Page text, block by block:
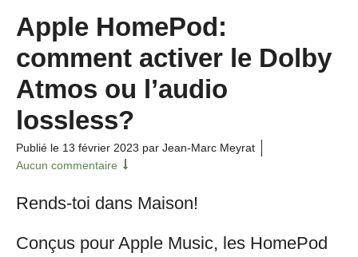
Apple HomePod:
comment activer le Dolby
Atmos ou l’audio
lossless?
Publié le 13 février 2023 par Jean-Marc Meyrat
Aucun commentaire
Rends-toi dans Maison!
Conçus pour Apple Music, les HomePod